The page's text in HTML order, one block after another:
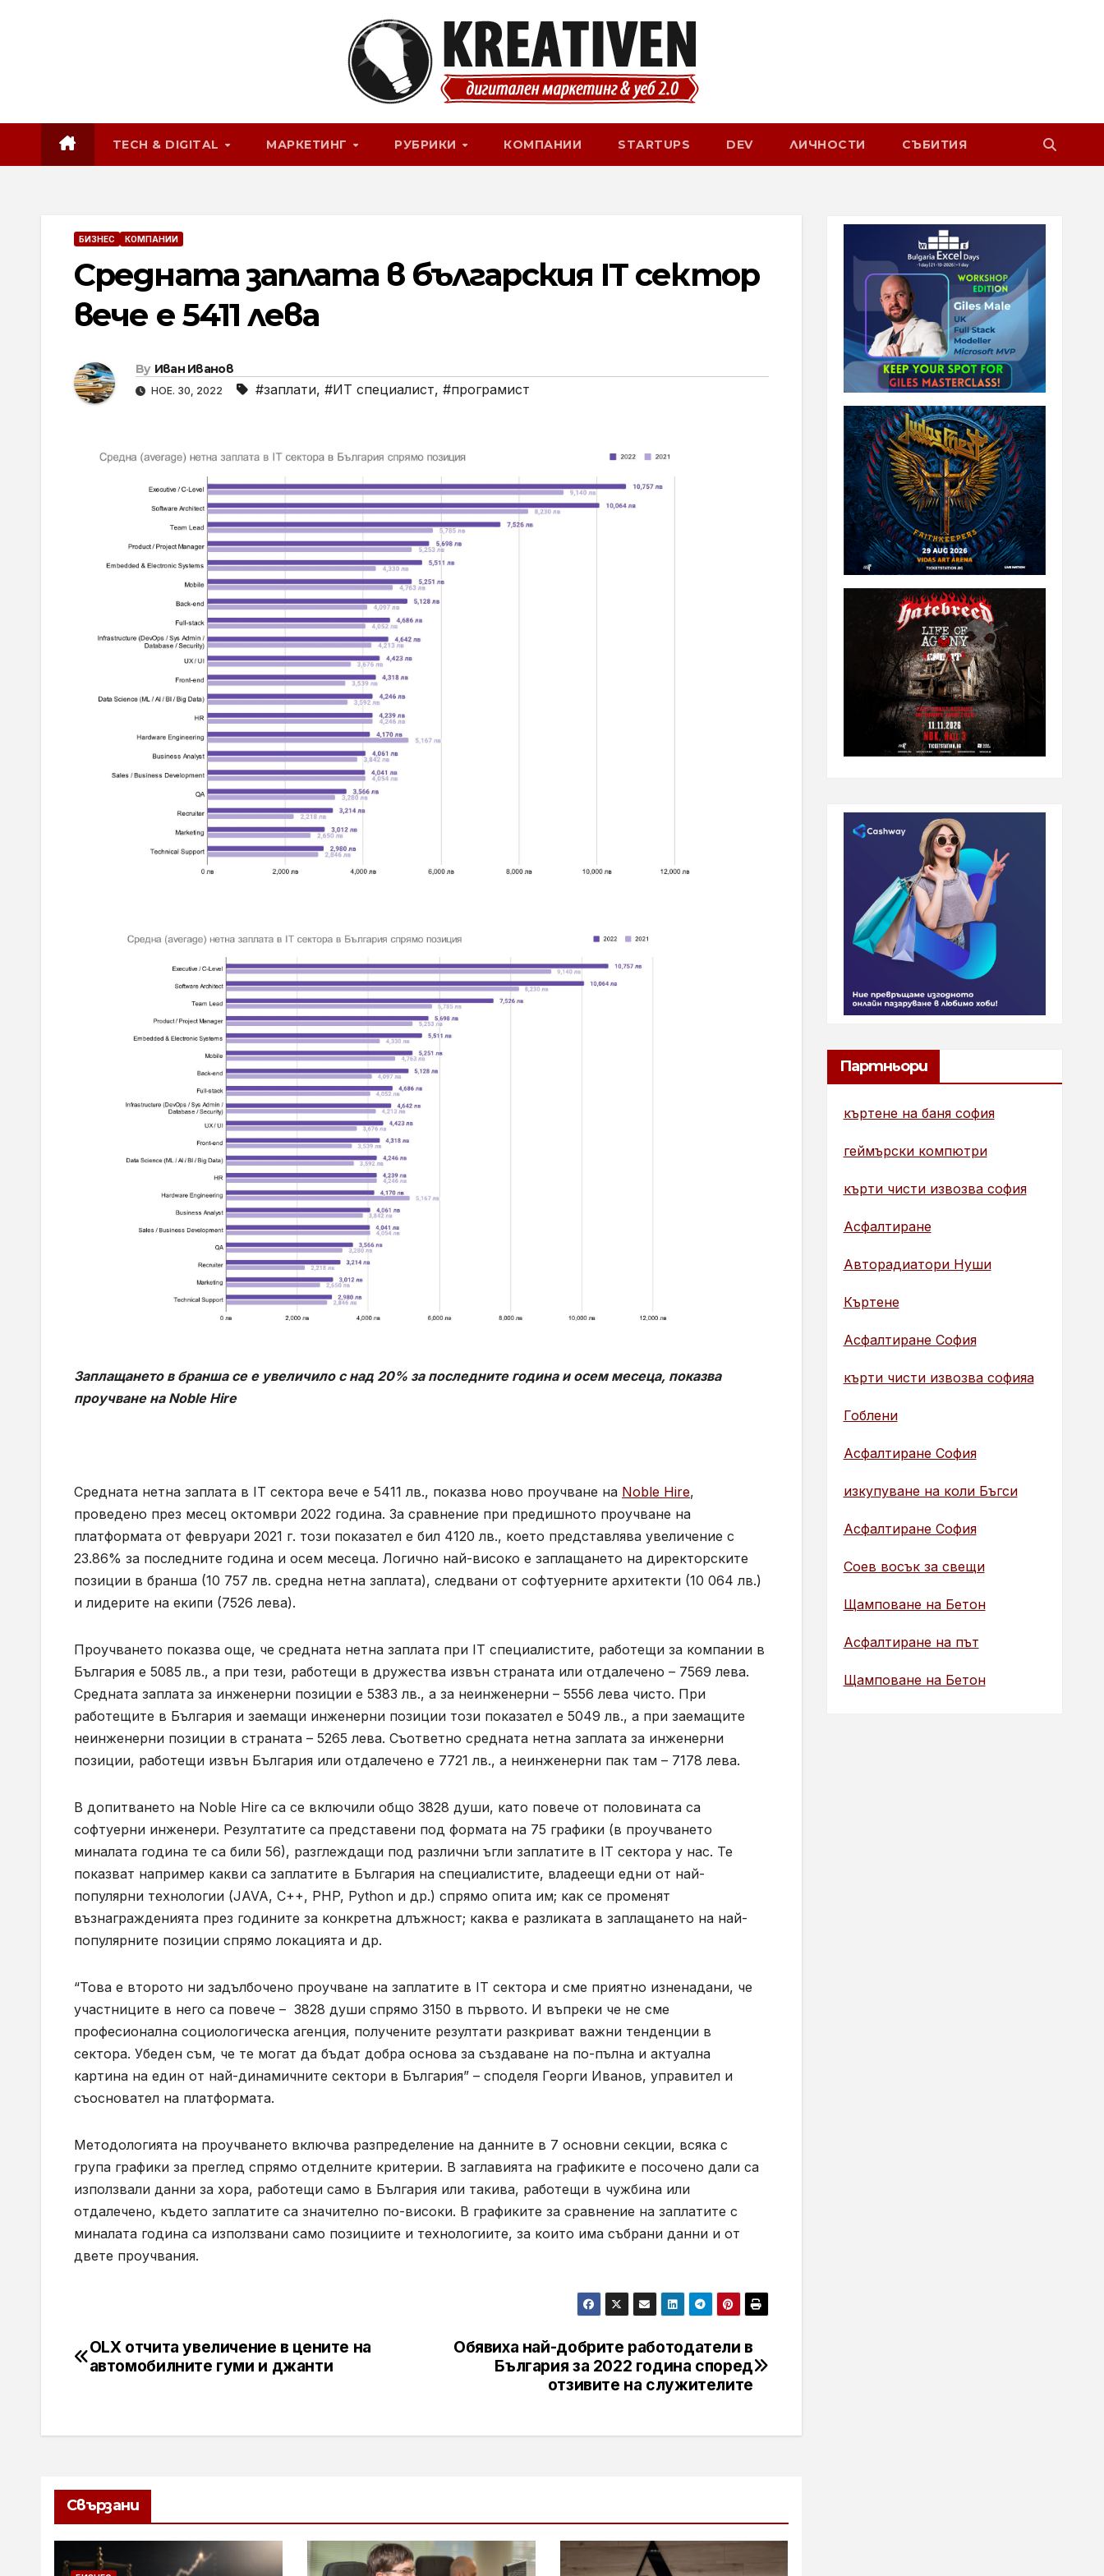
TECH & DIGITAL МАРКЕТИНГ РУБРИКИ КОМПАНИИ STARTUPS DEV ЛИЧНОСТИ СЪБИТИЯ
БИЗНЕС КОМПАНИИ
Средната заплата в българския IT сектор
вече е 5411 лева
By Иван Иванов
НОЕ. 30, 2022 #заплати, #ИТ специалист, #програмист
Заплащането в бранша се е увеличило с над 20% за последните година и осем месеца, показва
проучване на Noble Hire
Средната нетна заплата в IT сектора вече е 5411 лв., показва ново проучване на Noble Hire,
проведено през месец октомври 2022 година. За сравнение при предишното проучване на
платформата от февруари 2021 г. този показател е бил 4120 лв., което представлява увеличение с
23.86% за последните година и осем месеца. Логично най-високо е заплащането на директорските
позиции в бранша (10 757 лв. средна нетна заплата), следвани от софтуерните архитекти (10 064 лв.)
и лидерите на екипи (7526 лева).
Проучването показва още, че средната нетна заплата при IT специалистите, работещи за компании в
България е 5085 лв., а при тези, работещи в дружества извън страната или отдалечено – 7569 лева.
Средната заплата за инженерни позиции е 5383 лв., а за неинженерни – 5556 лева чисто. При
работещите в България и заемащи инженерни позиции този показател е 5049 лв., а при заемащите
неинженерни позиции в страната – 5265 лева. Съответно средната нетна заплата за инженерни
позиции, работещи извън България или отдалечено е 7721 лв., а неинженерни пак там – 7178 лева.
В допитването на Noble Hire са се включили общо 3828 души, като повече от половината са
софтуерни инженери. Резултатите са представени под формата на 75 графики (в проучването
миналата година те са били 56), разглеждащи под различни ъгли заплатите в IT сектора у нас. Те
показват например какви са заплатите в България на специалистите, владеещи едни от най-
популярни технологии (JAVA, C++, PHP, Python и др.) спрямо опита им; как се променят
възнагражденията през годините за конкретна длъжност; каква е разликата в заплащането на най-
популярните позиции спрямо локацията и др.
“Това е второто ни задълбочено проучване на заплатите в IT сектора и сме приятно изненадани, че
участниците в него са повече – 3828 души спрямо 3150 в първото. И въпреки че не сме
професионална социологическа агенция, получените резултати разкриват важни тенденции в
сектора. Убеден съм, че те могат да бъдат добра основа за създаване на по-пълна и актуална
картина на един от най-динамичните сектори в България” – споделя Георги Иванов, управител и
съосновател на платформата.
Методологията на проучването включва разпределение на данните в 7 основни секции, всяка с
група графики за преглед спрямо отделните критерии. В заглавията на графиките е посочено дали са
използвали данни за хора, работещи само в България или такива, работещи в чужбина или
отдалечено, където заплатите са значително по-високи. В графиките за сравнение на заплатите с
миналата година са използвани само позициите и технологиите, за които има събрани данни и от
двете проучвания.
Навигация
Обявиха най-добрите работодатели в
България за 2022 година според
отзивите на служителите
OLX отчита увеличение в цените на
автомобилните гуми и джанти
Свързани
Партньори
къртене на баня софия
геймърски компютри
кърти чисти извозва софия
Асфалтиране
Авторадиатори Нуши
Къртене
Асфалтиране София
кърти чисти извозва софияа
Гоблени
Асфалтиране София
изкупуване на коли Бъгси
Асфалтиране София
Соев восък за свещи
Щамповане на Бетон
Асфалтиране на път
Щамповане на Бетон